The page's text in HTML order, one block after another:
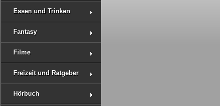
Essen und Trinken
Fantasy
Filme
Freizeit und Ratgeber
Hörbuch